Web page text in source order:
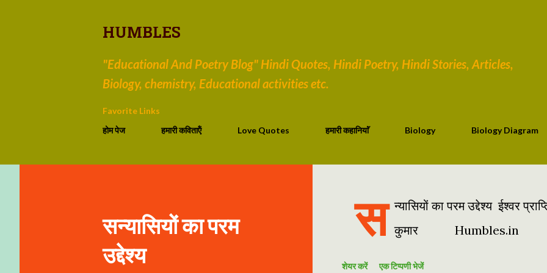
HUMBLES
"Educational And Poetry Blog" Hindi Quotes, Hindi Poetry, Hindi Stories, Articles,
Biology, chemistry, Educational activities etc.
Favorite Links
होम पेज
हमारी कविताऍं Love Quotes हमारी कहानियाॅं Biology Biology Diagram
सन्यासियों का परम
उद्देश्य
स न्यासियों का परम उद्देश्य ईश्वर
कुमार Humbles.in
शेयर करें एक टिप्पणी भेजें